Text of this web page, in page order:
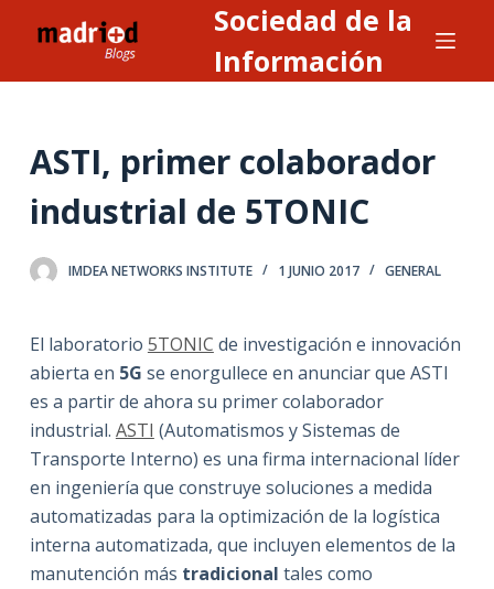
l
o
e
n
d
o
Sociedad de la
Información
ASTI, primer colaborador
industrial de 5TONIC
IMDEA NETWORKS INSTITUTE 1 JUNIO 2017 GENERAL
El laboratorio 5TONIC de investigación e innovación
abierta en 5G se enorgullece en anunciar que ASTI
es a partir de ahora su primer colaborador
industrial. ASTI (Automatismos y Sistemas de
Transporte Interno) es una firma internacional líder
en ingeniería que construye soluciones a medida
automatizadas para la optimización de la logística
interna automatizada, que incluyen elementos de la
manutención más tradicional tales como